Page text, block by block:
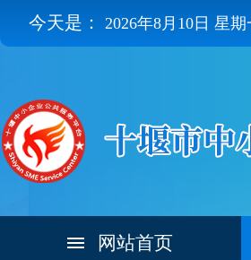
今天是： 2026年8月10日 星期
网站首页